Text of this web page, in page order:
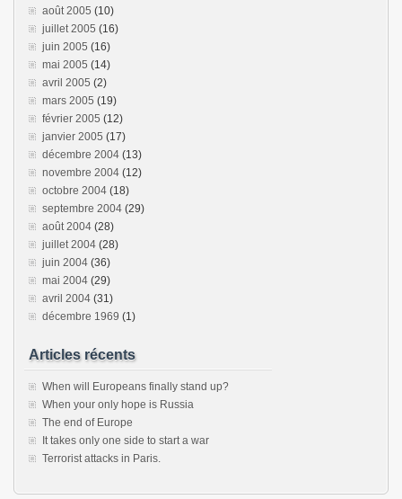
août 2005 (10)
juillet 2005 (16)
juin 2005 (16)
mai 2005 (14)
avril 2005 (2)
mars 2005 (19)
février 2005 (12)
janvier 2005 (17)
décembre 2004 (13)
novembre 2004 (12)
octobre 2004 (18)
septembre 2004 (29)
août 2004 (28)
juillet 2004 (28)
juin 2004 (36)
mai 2004 (29)
avril 2004 (31)
décembre 1969 (1)
Articles récents
When will Europeans finally stand up?
When your only hope is Russia
The end of Europe
It takes only one side to start a war
Terrorist attacks in Paris.